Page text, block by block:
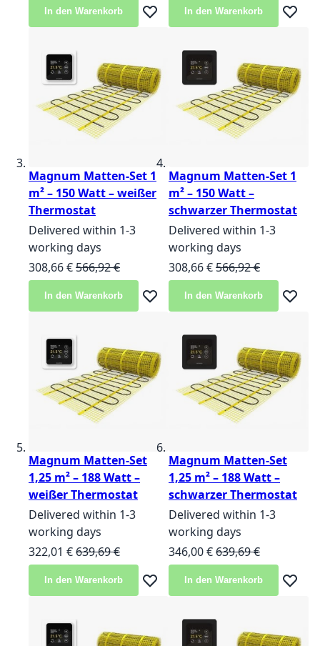
In den Warenkorb Zur Wunschliste hinzufügen
In den Warenkorb Zur
Magnum Matten-Set 1
m² – 150 Watt – weißer
Thermostat
Delivered within 1-3
working days
Sonderangebot
308,66 €Normalpreis
566,92 €
In den Warenkorb Zur Wunschliste hinzufügen
Magnum Matten-Set 1
m² – 150 Watt –
schwarzer Thermostat
Delivered within 1-3
working days
Sonderangebot
308,66 €Normalpreis
566,92 €
In den Warenkorb Zur
Magnum Matten-Set
1,25 m² – 188 Watt –
weißer Thermostat
Delivered within 1-3
working days
Sonderangebot
322,01 €Normalpreis
639,69 €
In den Warenkorb Zur Wunschliste hinzufügen
Magnum Matten-Set
1,25 m² – 188 Watt –
schwarzer Thermostat
Delivered within 1-3
working days
Sonderangebot
346,00 €Normalpreis
639,69 €
In den Warenkorb Zur